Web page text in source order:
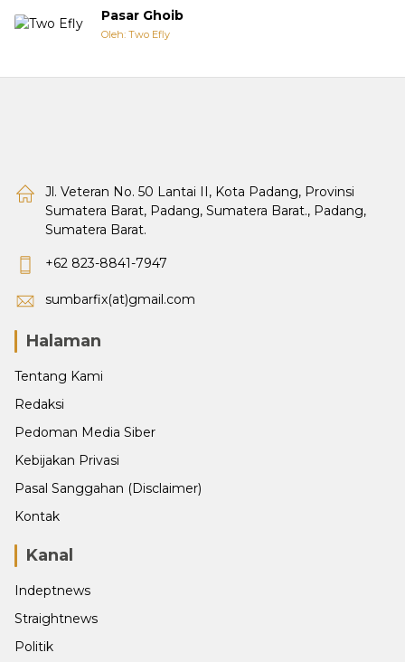
Pasar Ghoib
Oleh: Two Efly
Jl. Veteran No. 50 Lantai II, Kota Padang, Provinsi
Sumatera Barat, Padang, Sumatera Barat., Padang,
Sumatera Barat.
+62 823-8841-7947
sumbarfix(at)gmail.com
Halaman
Tentang Kami
Redaksi
Pedoman Media Siber
Kebijakan Privasi
Pasal Sanggahan (Disclaimer)
Kontak
Kanal
Indeptnews
Straightnews
Politik